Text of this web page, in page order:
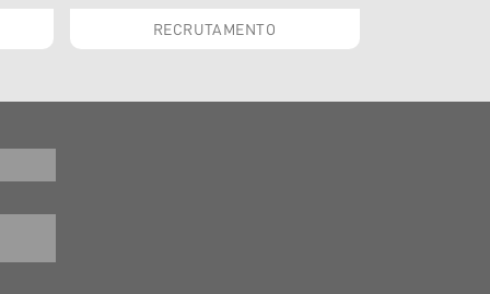
RECRUTAMENTO